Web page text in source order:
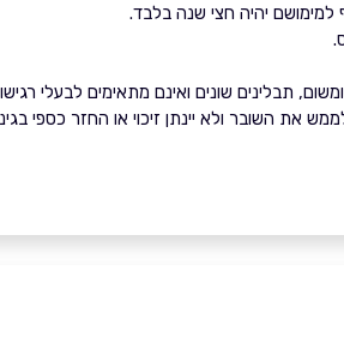
יהיה חצי שנה בלבד.
תבלינים שונים ואינם מתאימים לבעלי
את השובר ולא יינתן זיכוי או החזר כספי